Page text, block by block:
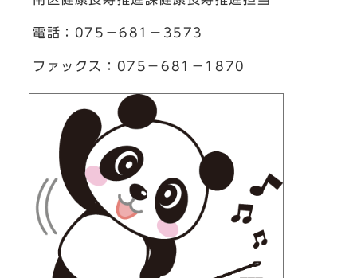
電話：075－681－3573
ファックス：075－681－1870